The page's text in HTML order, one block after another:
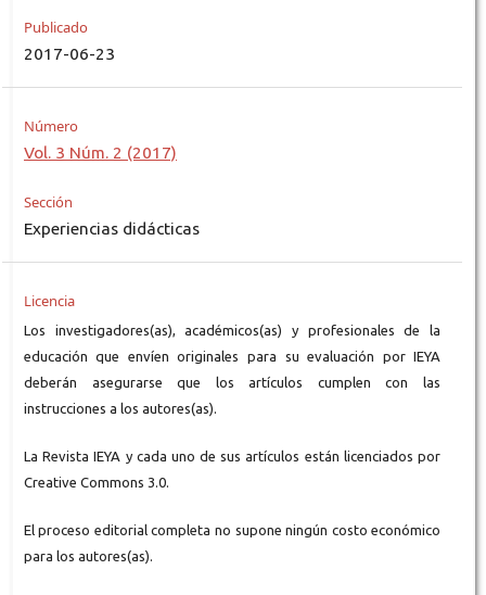
Publicado
2017-06-23
Número
Vol. 3 Núm. 2 (2017)
Sección
Experiencias didácticas
Licencia
Los investigadores(as), académicos(as) y profesionales de la
educación que envíen originales para su evaluación por IEYA
deberán asegurarse que los artículos cumplen con las
instrucciones a los autores(as).
La Revista IEYA y cada uno de sus artículos están licenciados por
Creative Commons 3.0.
El proceso editorial completa no supone ningún costo económico
para los autores(as).